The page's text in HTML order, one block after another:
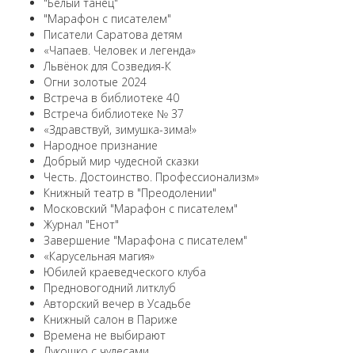
"Марафон с писателем"
Писатели Саратова детям
«Чапаев. Человек и легенда»
Львёнок для Созведия-К
Огни золотые 2024
Встреча в библиотеке 40
Встреча библиотеке № 37
«Здравствуй, зимушка-зима!»
Народное признание
Добрый мир чудесной сказки
Честь. Достоинство. Профессионализм»
Книжный театр в "Преодолении"
Московский "Марафон с писателем"
Журнал "Енот"
Завершение "Марафона с писателем"
«Карусельная магия»
Юбилей краеведческого клуба
Предновогодний литклуб
Авторский вечер в Усадьбе
Книжный салон в Париже
Времена не выбирают